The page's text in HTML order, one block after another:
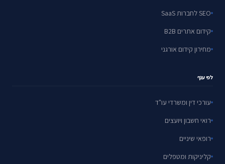
SEO לחברות SaaS
קידום אתרים B2B
מחירון קידום אורגני
לפי ענף
עורכי דין ומשרדי עו"ד
רואי חשבון ויועצים
רופאי שיניים
קליניקות ומטפלים